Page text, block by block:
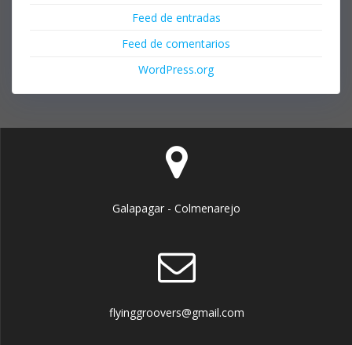
Feed de entradas
Feed de comentarios
WordPress.org
Galapagar - Colmenarejo
flyinggroovers@gmail.com